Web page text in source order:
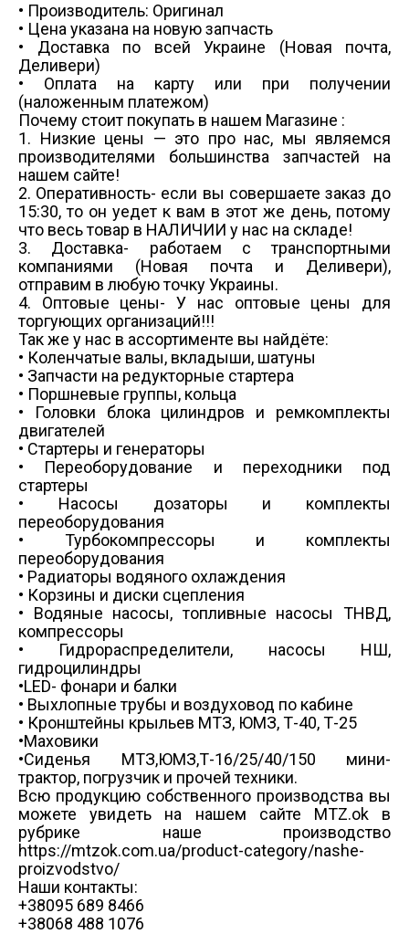
• Производитель: Оригинал
• Цена указана на новую запчасть
• Доставка по всей Украине (Новая почта,
Деливери)
• Оплата на карту или при получении
(наложенным платежом)
Почему стоит покупать в нашем Магазине :
1. Низкие цены — это про нас, мы являемся
производителями большинства запчастей на
нашем сайте!
2. Оперативность- если вы совершаете заказ до
15:30, то он уедет к вам в этот же день, потому
что весь товар в НАЛИЧИИ у нас на складе!
3. Доставка- работаем с транспортными
компаниями (Новая почта и Деливери),
отправим в любую точку Украины.
4. Оптовые цены- У нас оптовые цены для
торгующих организаций!!!
Так же у нас в ассортименте вы найдёте:
• Коленчатые валы, вкладыши, шатуны
• Запчасти на редукторные стартера
• Поршневые группы, кольца
• Головки блока цилиндров и ремкомплекты
двигателей
• Стартеры и генераторы
• Переоборудование и переходники под
стартеры
• Насосы дозаторы и комплекты
переоборудования
• Турбокомпрессоры и комплекты
переоборудования
• Радиаторы водяного охлаждения
• Корзины и диски сцепления
• Водяные насосы, топливные насосы ТНВД,
компрессоры
• Гидрораспределители, насосы НШ,
гидроцилиндры
•LED- фонари и балки
• Выхлопные трубы и воздуховод по кабине
• Кронштейны крыльев МТЗ, ЮМЗ, Т-40, Т-25
•Маховики
•Сиденья МТЗ,ЮМЗ,Т-16/25/40/150 мини-
трактор, погрузчик и прочей техники.
Всю продукцию собственного производства вы
можете увидеть на нашем сайте MTZ.ok в
рубрике наше производство
https://mtzok.com.ua/product-category/nashe-
proizvodstvo/
Наши контакты:
+38095 689 8466
+38068 488 1076